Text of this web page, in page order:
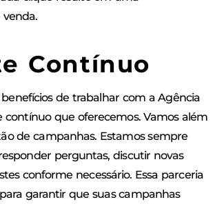
Contínuo
de trabalhar com a Agência
contínuo que oferecemos. Vamos além
de campanhas. Estamos sempre
perguntas, discutir novas
conforme necessário. Essa parceria
garantir que suas campanhas